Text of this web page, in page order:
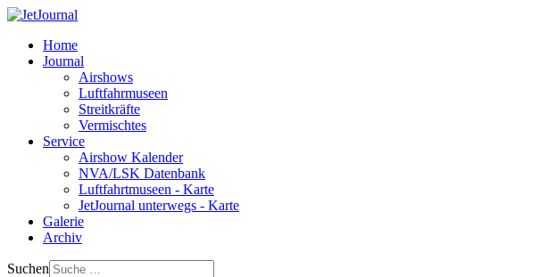
Home
Journal
Airshows
Luftfahrmuseen
Streitkräfte
Vermischtes
Service
Airshow Kalender
NVA/LSK Datenbank
Luftfahrtmuseen - Karte
JetJournal unterwegs - Karte
Galerie
Archiv
Suchen